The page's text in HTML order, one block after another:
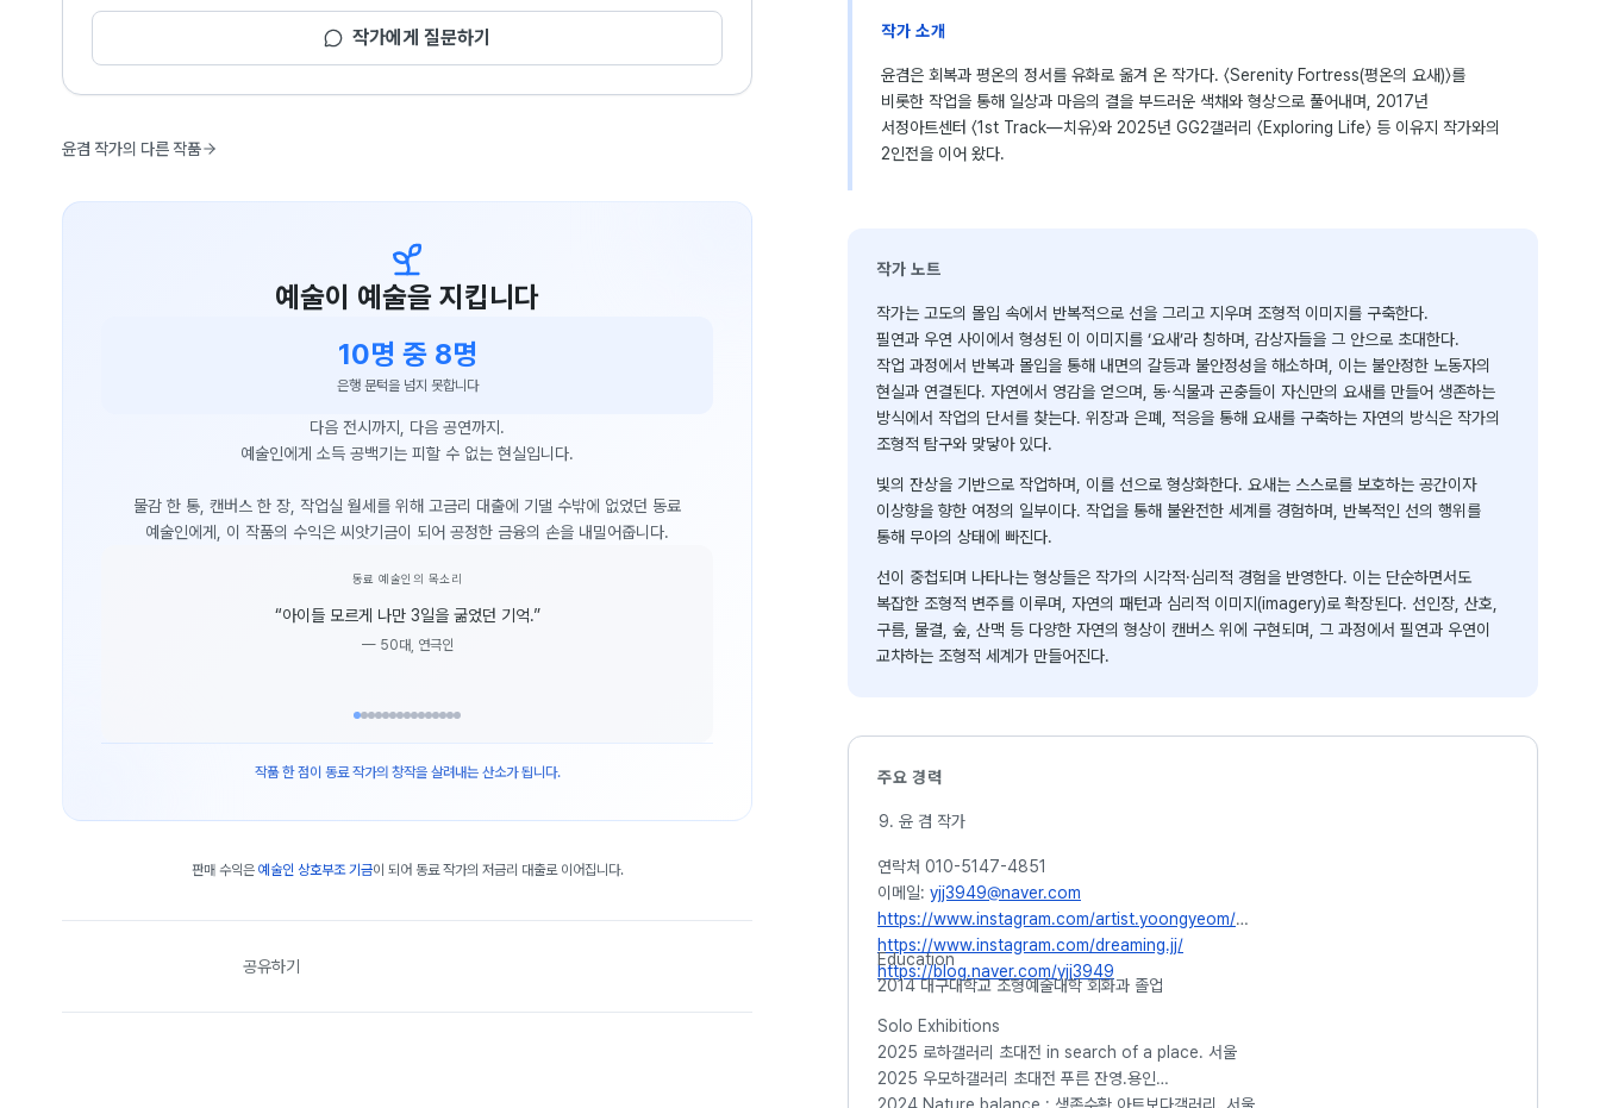
작가에게 질문하기
윤겸 작가의 다른 작품
예술이 예술을 지킵니다
10명 중 8명
은행 문턱을 넘지 못합니다
다음 전시까지, 다음 공연까지.
예술인에게 소득 공백기는 피할 수 없는 현실입니다.
물감 한 통, 캔버스 한 장, 작업실 월세를 위해 고금리 대출에 기댈 수밖에 없었던 동료
예술인에게, 이 작품의 수익은 씨앗기금이 되어 공정한 금융의 손을 내밀어줍니다.
동료 예술인의 목소리
“아이들 모르게 나만 3일을 굶었던 기억.”
— 50대, 연극인
작품 한 점이 동료 작가의 창작을 살려내는 산소가 됩니다.
판매 수익은 예술인 상호부조 기금이 되어 동료 작가의 저금리 대출로 이어집니다.
공유하기
작가 소개
윤겸은 회복과 평온의 정서를 유화로 옮겨 온 작가다. 〈Serenity Fortress(평온의 요새)〉를
비롯한 작업을 통해 일상과 마음의 결을 부드러운 색채와 형상으로 풀어내며, 2017년
서정아트센터 〈1st Track—치유〉와 2025년 GG2갤러리 〈Exploring Life〉 등 이유지 작가와의
2인전을 이어 왔다.
작가 노트
작가는 고도의 몰입 속에서 반복적으로 선을 그리고 지우며 조형적 이미지를 구축한다.
필연과 우연 사이에서 형성된 이 이미지를 ‘요새’라 칭하며, 감상자들을 그 안으로 초대한다.
작업 과정에서 반복과 몰입을 통해 내면의 갈등과 불안정성을 해소하며, 이는 불안정한 노동자의
현실과 연결된다. 자연에서 영감을 얻으며, 동·식물과 곤충들이 자신만의 요새를 만들어 생존하는
방식에서 작업의 단서를 찾는다. 위장과 은폐, 적응을 통해 요새를 구축하는 자연의 방식은 작가의
조형적 탐구와 맞닿아 있다.
빛의 잔상을 기반으로 작업하며, 이를 선으로 형상화한다. 요새는 스스로를 보호하는 공간이자
이상향을 향한 여정의 일부이다. 작업을 통해 불완전한 세계를 경험하며, 반복적인 선의 행위를
통해 무아의 상태에 빠진다.
선이 중첩되며 나타나는 형상들은 작가의 시각적·심리적 경험을 반영한다. 이는 단순하면서도
복잡한 조형적 변주를 이루며, 자연의 패턴과 심리적 이미지(imagery)로 확장된다. 선인장, 산호,
구름, 물결, 숲, 산맥 등 다양한 자연의 형상이 캔버스 위에 구현되며, 그 과정에서 필연과 우연이
교차하는 조형적 세계가 만들어진다.
주요 경력
윤 겸 작가
연락처 010-5147-4851
이메일: yjj3949@naver.com
https://www.instagram.com/artist.yoongyeom/
https://www.instagram.com/dreaming.jj/
https://blog.naver.com/yjj3949
Education
2014 대구대학교 조형예술대학 회화과 졸업
Solo Exhibitions
2025 로하갤러리 초대전 in search of a place. 서울
2025 우모하갤러리 초대전 푸른 잔영.용인